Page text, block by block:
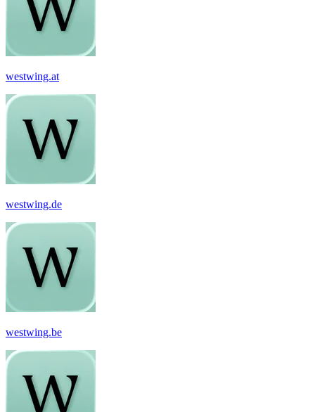
westwing.at
westwing.de
westwing.be